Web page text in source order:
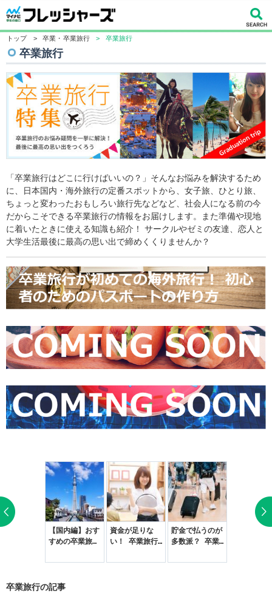
トップ > 卒業・卒業旅行 > 卒業旅行
卒業旅行
「卒業旅行はどこに行けばいいの？」そんなお悩みを解決するため
に、日本国内・海外旅行の定番スポットから、女子旅、ひとり旅、
ちょっと変わったおもしろい旅行先などなど、社会人になる前の今
だからこそできる卒業旅行の情報をお届けします。また準備や現地
に着いたときに使える知識も紹介！ サークルやゼミの友達、恋人と
大学生活最後に最高の思い出で締めくくりませんか？
【国内編】おす
すめの卒業旅行
コツ 一生の思
資金が足りな
い！ 卒業旅行
のシフトを増や
貯金で払うのが
多数派？ 卒業
に用意してもら
卒業旅行の記事